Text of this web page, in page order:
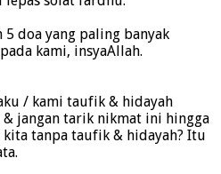
5 doa yang paling banyak
kami, insyaAllah.
/ kami taufik & hidayah
& jangan tarik nikmat ini hingga
tanpa taufik & hidayah? Itu